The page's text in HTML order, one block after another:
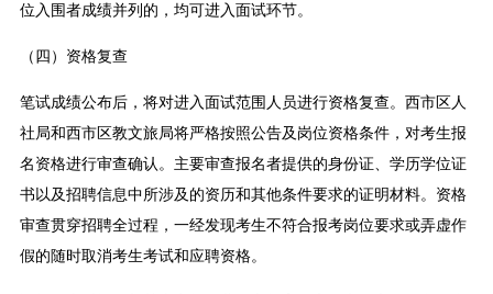
位入围者成绩并列的，均可进入面试环节。
（四）资格复查
笔试成绩公布后，将对进入面试范围人员进行资格复查。西市区人
社局和西市区教文旅局将严格按照公告及岗位资格条件，对考生报
名资格进行审查确认。主要审查报名者提供的身份证、学历学位证
书以及招聘信息中所涉及的资历和其他条件要求的证明材料。资格
审查贯穿招聘全过程，一经发现考生不符合报考岗位要求或弄虚作
假的随时取消考生考试和应聘资格。